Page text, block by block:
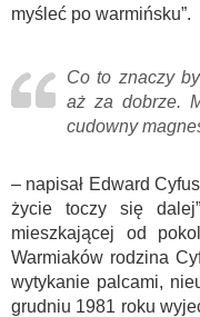
myśleć po warmińsku”.
Co to znaczy
aż za dobrze.
cudowny
– napisał Edward
życie toczy się
mieszkającej od
Warmiaków rodzina
wytykanie palcami,
grudniu 1981 roku